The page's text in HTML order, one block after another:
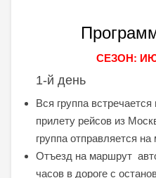
СЕЗОН:
1-й день
Вся группа
прилету рейсов из
группа отправляется на
Отъезд на маршрут
часов в дороге с